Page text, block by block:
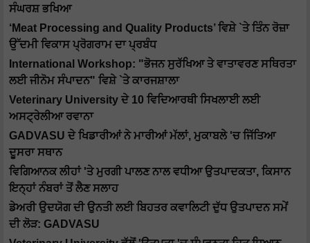
ਸੰਘਰਸ਼ ਭਖਿਆ
‘Meat Processing and Quality Products’ ਵਿਸ਼ੇ `ਤੇ ਤਿੰਨ ਰੋਜ਼ਾ
ਉੱਦਮੀ ਵਿਕਾਸ ਪ੍ਰੋਗਰਾਮ ਦਾ ਪ੍ਰਬੰਧ
International Workshop: "ਭੋਜਨ ਸੁਰੱਖਿਆ ਤੇ ਵਾਤਾਵਰਣ ਸਥਿਰਤਾ
ਲਈ ਜੀਨੋਮ ਸੰਪਾਦਨ" ਵਿਸ਼ੇ `ਤੇ ਕਾਰਜਸ਼ਾਲਾ
Veterinary University ਦੇ 10 ਵਿਦਿਆਰਥੀ ਸਿਖਲਾਈ ਲਈ
ਅਸਟ੍ਰੇਲੀਆ ਰਵਾਨਾ
GADVASU ਦੇ ਖਿਡਾਰੀਆਂ ਨੇ ਮਾਰੀਆਂ ਮੱਲਾਂ, ਮੁਕਾਬਲੇ 'ਚ ਜਿੱਤਿਆ
ਦੂਸਰਾ ਸਥਾਨ
ਵਿਗਿਆਨਕ ਲੀਹਾਂ 'ਤੇ ਮੁਰਗੀ ਪਾਲਣ ਨਾਲ ਵਧੀਆ ਉਤਪਾਦਕਤਾ, ਕਿਸਾਨ
ਇਨ੍ਹਾਂ ਨੰਬਰਾਂ ਤੋਂ ਲੈਣ ਸਲਾਹ
ਡੇਅਰੀ ਉਦਯੋਗ ਦੀ ਉਨਤੀ ਲਈ ਬਿਹਤਰ ਕਵਾਲਿਟੀ ਦੁੱਧ ਉਤਪਾਦਨ ਸਮੇਂ
ਦੀ ਲੋੜ: GADVASU